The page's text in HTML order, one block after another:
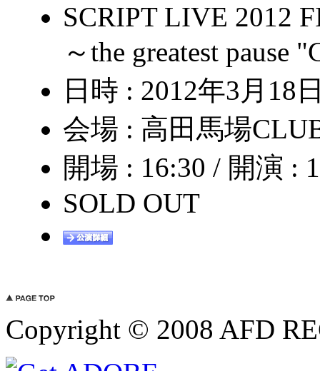
SCRIPT LIVE 2012
～the greatest pause
日時 : 2012年3月18
会場 : 高田馬場
開場 : 16:30 / 開演 :
SOLD OUT
Copyright © 2008 AFD